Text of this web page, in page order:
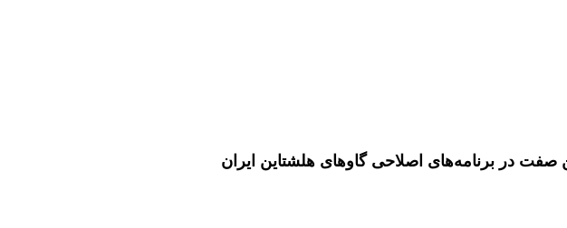
در برنامه‌های اصلاحی گاوهای هلشتاین ایران